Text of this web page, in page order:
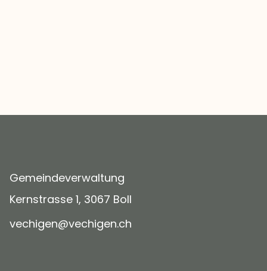
Gemeindeverwaltung
Kernstrasse 1, 3067 Boll
v ch g n v ch g n ch